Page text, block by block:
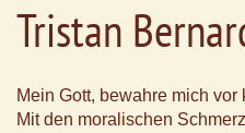
Tristan
Mein Gott, bewahre mich
Mit den moralischen